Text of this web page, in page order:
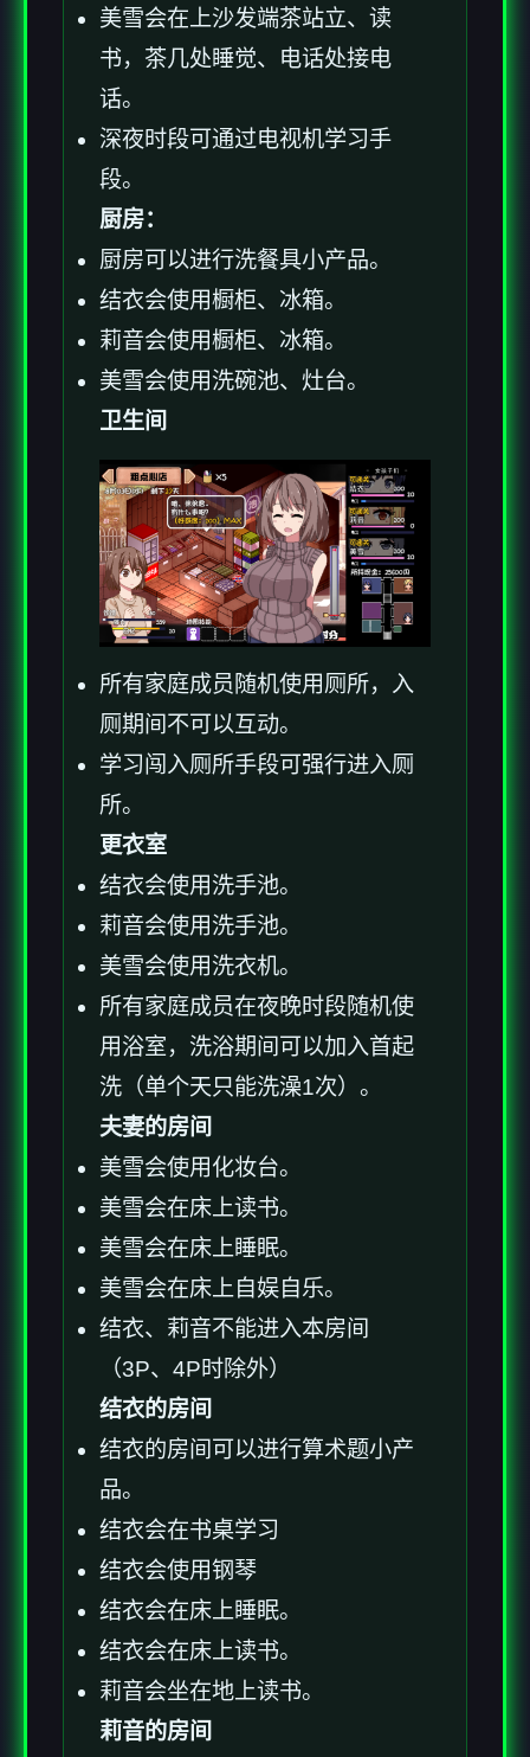
美雪会在上沙发端茶站立、读
书，茶几处睡觉、电话处接电
话。
深夜时段可通过电视机学习手
段。
厨房：
厨房可以进行洗餐具小产品。
结衣会使用橱柜、冰箱。
莉音会使用橱柜、冰箱。
美雪会使用洗碗池、灶台。
卫生间
所有家庭成员随机使用厕所，入
厕期间不可以互动。
学习闯入厕所手段可强行进入厕
所。
更衣室
结衣会使用洗手池。
莉音会使用洗手池。
美雪会使用洗衣机。
所有家庭成员在夜晚时段随机使
用浴室，洗浴期间可以加入首起
洗（单个天只能洗澡1次）。
夫妻的房间
美雪会使用化妆台。
美雪会在床上读书。
美雪会在床上睡眠。
美雪会在床上自娱自乐。
结衣、莉音不能进入本房间
（3P、4P时除外）
结衣的房间
结衣的房间可以进行算术题小产
品。
结衣会在书桌学习
结衣会使用钢琴
结衣会在床上睡眠。
结衣会在床上读书。
莉音会坐在地上读书。
莉音的房间